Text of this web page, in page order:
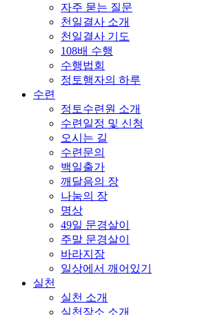
자주 묻는 질문
천일결사 소개
천일결사 기도
108배 수행
수행법회
정토행자의 하루
수련
정토수련원 소개
수련일정 및 신청
오시는 길
수련문의
백일출가
깨달음의 장
나눔의 장
명상
49일 문경살이
주말 문경살이
바라지장
일상에서 깨어있기
실천
실천 소개
실천장소 소개